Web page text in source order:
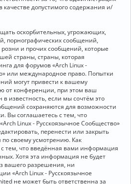
допустимого содержания и/
оскорбительных, угрожающих,
порнографических сообщений,
и прочих сообщений, которые
страны, страны, которая
для форумов «Arch Linux -
или международное право. Попытки
могут привести к вашему
от конференции, при этом ваш
в известность, если мы сочтём это
сохраняются для возможности
Вы соглашаетесь с тем, что
Linux - Русскоязычное Сообщество»
перенести или закрыть
своему усмотрению. Как
с тем, что введённая вами информация
Хотя эта информация не будет
вашего разрешения, ни
«Arch Linux - Русскоязычное
не может быть ответственна за